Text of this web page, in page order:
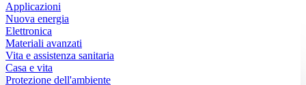
Applicazioni
Nuova energia
Elettronica
Materiali avanzati
Vita e assistenza sanitaria
Casa e vita
Protezione dell'ambiente